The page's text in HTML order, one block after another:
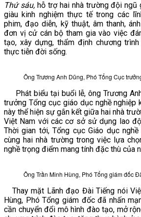
Thứ sáu,hỗ trợ hai nhà trường đội ngũ
giàu kinh nghiệm thực tế trong các
phim, đạo diễn, kỹ thuật, âm thanh,
đơn vị cử cán bộ tham gia vào việc
tạo, xây dựng, thẩm định chương
thực tiễn đời sống.
Ông Trương Anh Dũng, Phó Tổng Cục
Phát biểu tại buổi lễ, ông Trương
trưởng Tổng cục giáo dục nghề nghiệp
này thể hiện sự gắn kết giữa hai nhà
Việt Nam với các cơ sở sử dụng lao
Thời gian tới, Tổng cục Giáo dục
cùng hai nhà trường trong việc lựa
nghề trọng điểm mang tính đặc thù của
Ông Trần Minh Hùng, Phó Tổng giám đốc
Thay mặt Lãnh đạo Đài Tiếng nói
Hùng, Phó Tổng giám đốc đã nhấn
cần chuyển đổi mô hình đào tạo, mở